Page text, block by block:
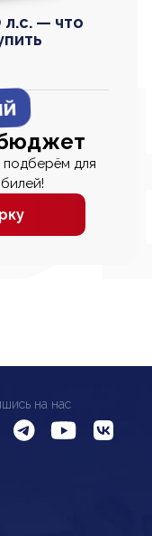
л.с. — что
подберём для
на нас